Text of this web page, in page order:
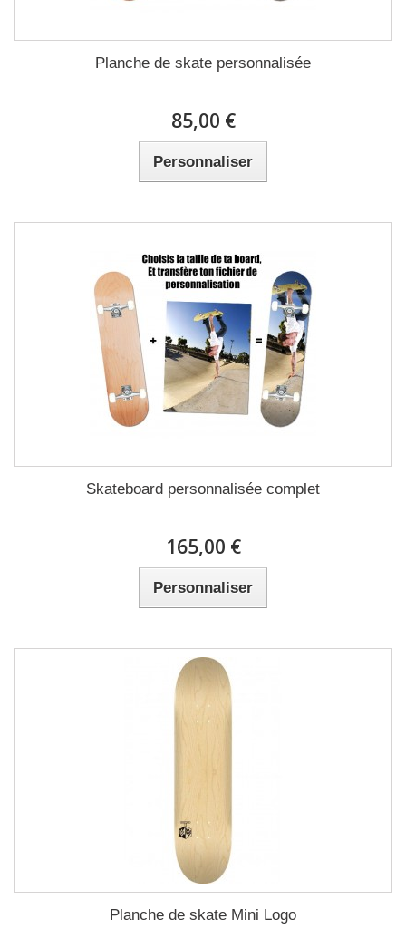
Planche de skate personnalisée
85,00 €
Personnaliser
Skateboard personnalisée complet
165,00 €
Personnaliser
Planche de skate Mini Logo